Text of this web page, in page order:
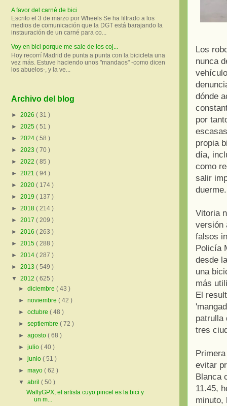
Los
nunca
dónde
por
propia
día,
como
salir
Vitoria
versión
falsos
Policía
desde
una
más
El
patrulla
tres
evitar
Blanca
11.45,
minuto,
A favor del carné de bici
Escrito el 3 de marzo por Wheels Se ha filtrado a los
medios de comunicación que la DGT está barajando la
instauración de un carné para co...
Voy en bici porque me sale de los coj...
Hoy recorrí Madrid de punta a punta con la bicicleta una
vez más. Estuve haciendo unos "mandaos" -como dicen
los abuelos-, y la ve...
Archivo del blog
► 2026 ( 31 )
► 2025 ( 51 )
► 2024 ( 58 )
► 2023 ( 70 )
► 2022 ( 85 )
► 2021 ( 94 )
► 2020 ( 174 )
► 2019 ( 137 )
► 2018 ( 214 )
► 2017 ( 209 )
► 2016 ( 263 )
► 2015 ( 288 )
► 2014 ( 287 )
► 2013 ( 549 )
▼ 2012 ( 625 )
►diciembre( 43 )
►noviembre( 42 )
►octubre( 48 )
►septiembre( 72 )
►agosto( 68 )
►julio( 40 )
►junio( 51 )
►mayo( 62 )
▼abril( 50 )
WallyGPX, el artista cuyo pincel es la bici y
un m...